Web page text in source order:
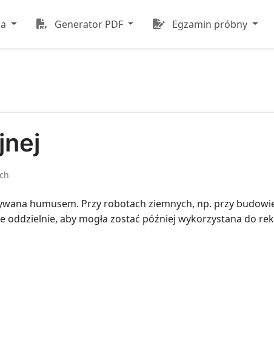
Generator PDF Egzamin próbny
humusem. Przy robotach ziemnych, np. przy
oddzielnie, aby mogła zostać później wykorzystana do